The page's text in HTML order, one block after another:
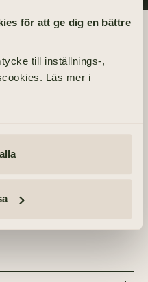
för att ge dig en bättre
till inställnings-,
Läs mer i